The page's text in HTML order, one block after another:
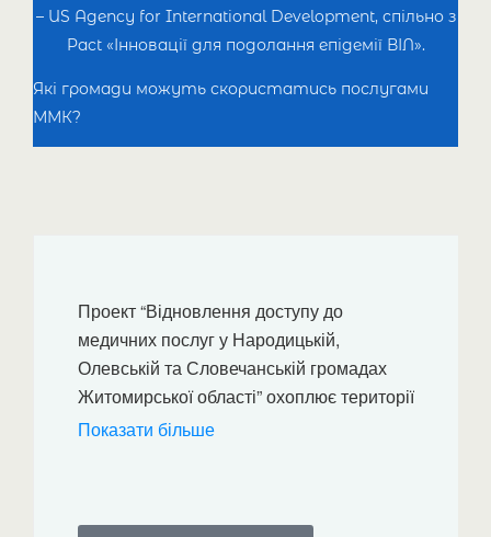
– US Agency for International Development, спільно з
Pact «Інновації для подолання епідемії ВІЛ».
Які громади можуть скористатись послугами
ММК?
Проект “Відновлення доступу до
медичних послуг у Народицькій,
Олевській та Словечанській громадах
Житомирської області” охоплює території
та населені пункти трьох громад у
Показати більше